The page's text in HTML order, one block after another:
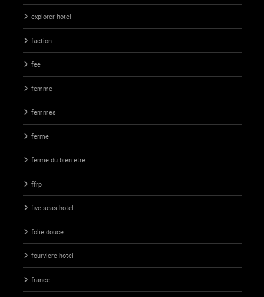
explorer hotel
faction
fee
femme
femmes
ferme
ferme du bien etre
ffrp
five seas hotel
folie douce
fourviere hotel
france